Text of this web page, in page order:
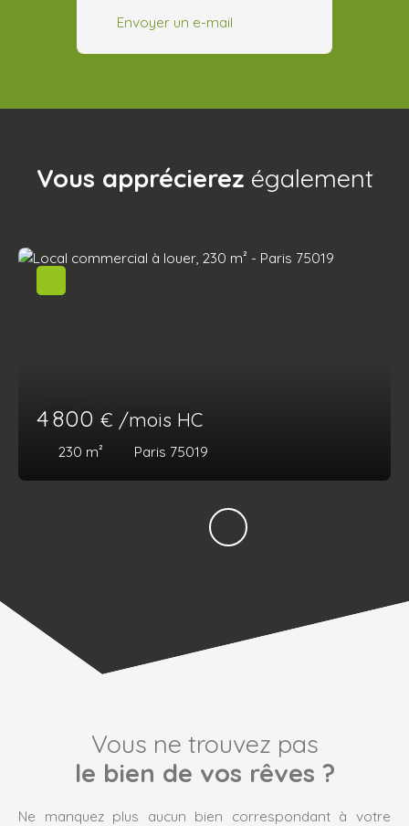
Envoyer un e-mail
Vous apprécierez également
4 800 € /mois HC
230 m² Paris 75019
Vous ne trouvez pas
le bien de vos rêves ?
Ne manquez plus aucun bien correspondant à votre